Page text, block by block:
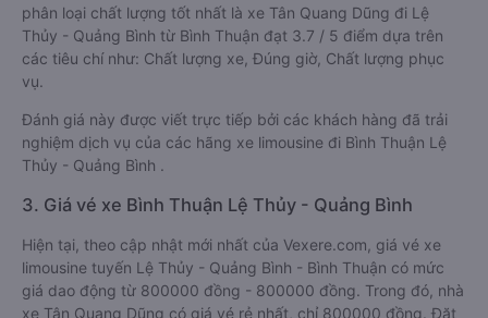
phân loại chất lượng tốt nhất là xe Tân Quang Dũng đi Lệ
Thủy - Quảng Bình từ Bình Thuận đạt 3.7 / 5 điểm dựa trên
các tiêu chí như: Chất lượng xe, Đúng giờ, Chất lượng phục
vụ.
Đánh giá này được viết trực tiếp bởi các khách hàng đã trải
nghiệm dịch vụ của các hãng xe limousine đi Bình Thuận Lệ
Thủy - Quảng Bình .
3. Giá vé xe Bình Thuận Lệ Thủy - Quảng Bình
Hiện tại, theo cập nhật mới nhất của Vexere.com, giá vé xe
limousine tuyến Lệ Thủy - Quảng Bình - Bình Thuận có mức
giá dao động từ 800000 đồng - 800000 đồng. Trong đó, nhà
xe Tân Quang Dũng có giá vé rẻ nhất, chỉ 800000 đồng. Đặt